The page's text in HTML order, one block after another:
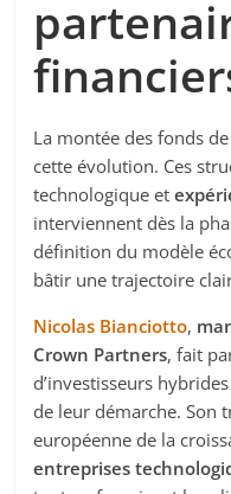
La montée des fonds
cette évolution. Ces
technologique et
interviennent dès la
définition du modèle
bâtir une trajectoire
Nicolas Bianciotto,
Crown Partners, fait
d’investisseurs
de leur démarche. Son
européenne de la
entreprises